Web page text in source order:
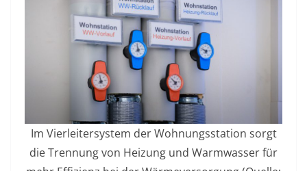
Im Vierleitersystem der Wohnungsstation sorgt
die Trennung von Heizung und Warmwasser für